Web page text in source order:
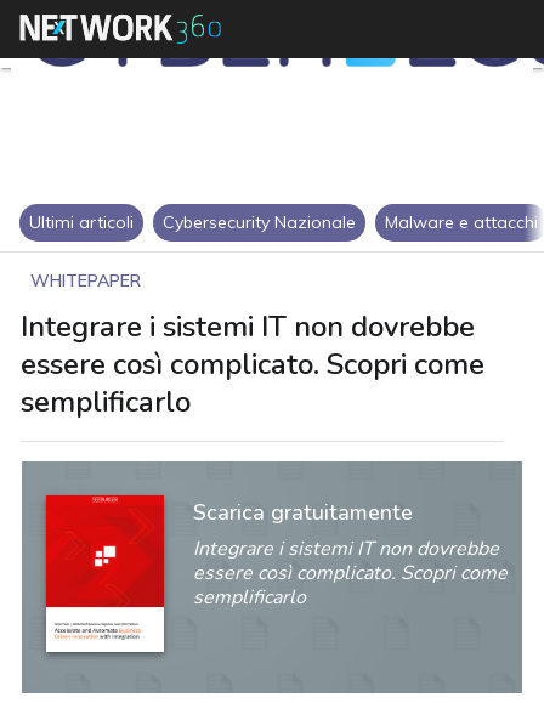
Ultimi articoli Cybersecurity Nazionale Malware e attacchi
WHITEPAPER
Integrare i sistemi IT non dovrebbe
essere così complicato. Scopri come
semplificarlo
Scarica gratuitamente
Integrare i sistemi IT non dovrebbe
essere così complicato. Scopri come
semplificarlo